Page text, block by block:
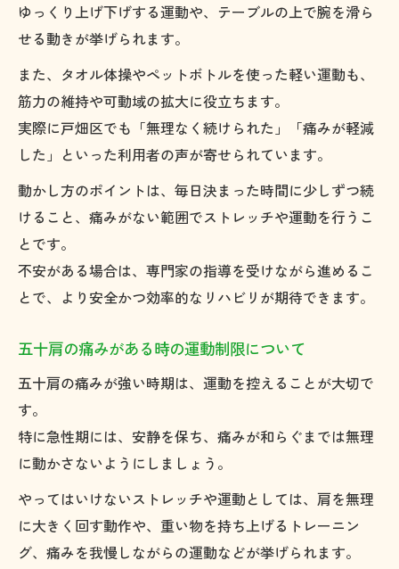
ゆっくり上げ下げする運動や、テーブルの上で腕を滑ら
せる動きが挙げられます。
また、タオル体操やペットボトルを使った軽い運動も、
筋力の維持や可動域の拡大に役立ちます。
実際に戸畑区でも「無理なく続けられた」「痛みが軽減
した」といった利用者の声が寄せられています。
動かし方のポイントは、毎日決まった時間に少しずつ続
けること、痛みがない範囲でストレッチや運動を行うこ
とです。
不安がある場合は、専門家の指導を受けながら進めるこ
とで、より安全かつ効率的なリハビリが期待できます。
五十肩の痛みがある時の運動制限について
五十肩の痛みが強い時期は、運動を控えることが大切で
す。
特に急性期には、安静を保ち、痛みが和らぐまでは無理
に動かさないようにしましょう。
やってはいけないストレッチや運動としては、肩を無理
に大きく回す動作や、重い物を持ち上げるトレーニン
グ、痛みを我慢しながらの運動などが挙げられます。